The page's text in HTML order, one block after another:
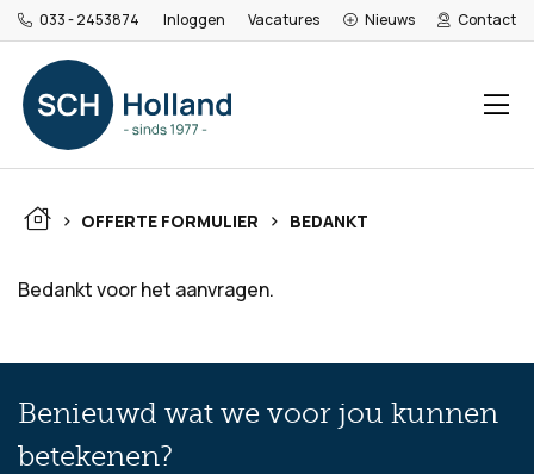
033 - 2453874 Inloggen Vacatures Nieuws Contact
> OFFERTE FORMULIER > BEDANKT
Bedankt voor het aanvragen.
Benieuwd wat we voor jou kunnen
betekenen?